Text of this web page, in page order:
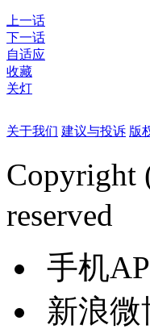
上一话
下一话
自适应
收藏
关灯
关于我们 建议与投诉 版
Copyright
reserved
手机
新浪微